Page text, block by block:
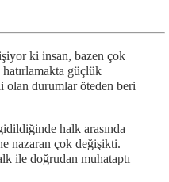
ki insan, bazen çok
güçlük
olan durumlar öteden beri
halk arasında
nazaran çok değişikti.
ile doğrudan muhataptı